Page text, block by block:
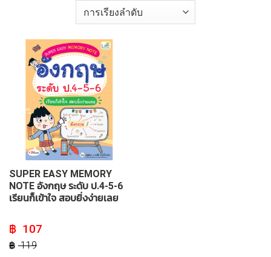
SUPER EASY MEMORY
NOTE อังกฤษ ระดับ ป.4-5-6
เรียนก็เข้าใจ สอบยิ่งง่ายเลย
119
Original
price
was:
฿ 119.
107
Current
price
is:
฿ 107.